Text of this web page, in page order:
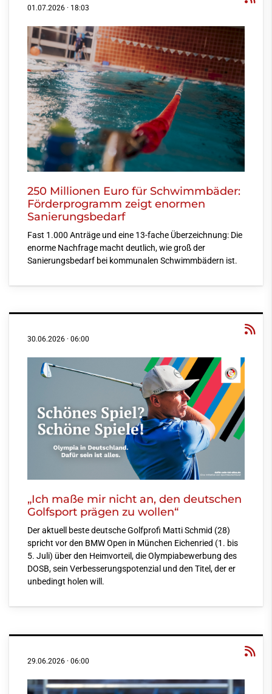
01.07.2026 · 18:03
250 Millionen Euro für Schwimmbäder:
Förderprogramm zeigt enormen
Sanierungsbedarf
Fast 1.000 Anträge und eine 13-fache Überzeichnung: Die
enorme Nachfrage macht deutlich, wie groß der
Sanierungsbedarf bei kommunalen Schwimmbädern ist.
30.06.2026 · 06:00
„Ich maße mir nicht an, den deutschen
Golfsport prägen zu wollen“
Der aktuell beste deutsche Golfprofi Matti Schmid (28)
spricht vor den BMW Open in München Eichenried (1. bis
5. Juli) über den Heimvorteil, die Olympiabewerbung des
DOSB, sein Verbesserungspotenzial und den Titel, der er
unbedingt holen will.
29.06.2026 · 06:00